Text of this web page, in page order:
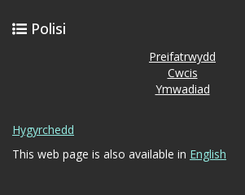
Polisi
Preifatrwydd
Cwcis
Ymwadiad
Hygyrchedd
This web page is also available in English